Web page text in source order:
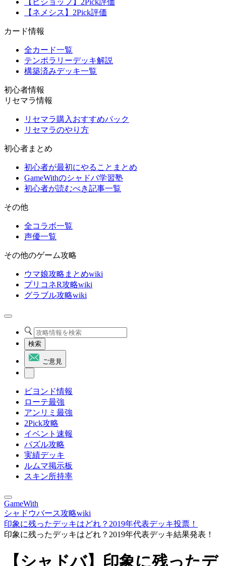
【ビショップ】2Pick評価
【ネメシス】2Pick評価
カード情報
全カード一覧
テンポラリーデッキ解説
構築済みデッキ一覧
初心者情報
リセマラ情報
リセマラ購入おすすめパック
リセマラのやり方
初心者まとめ
初心者が最初にやることまとめ
GameWithのシャドバ学習塾
初心者が読むべき記事一覧
その他
全コラボ一覧
声優一覧
その他のゲーム攻略
ウマ娘攻略まとめwiki
プリコネR攻略wiki
グラブル攻略wiki
検索
ご意見
ビヨンド情報
ローテ最強
アンリミ最強
2Pick攻略
イベント速報
パズル攻略
実績デッキ
ルムマ掲示板
スキン所持率
GameWith
シャドウバース攻略wiki
印象に残ったデッキはどれ？2019年代表デッキ投票！
印象に残ったデッキはどれ？2019年代表デッキ結果発表！
【シャドバ】印象に残ったデ